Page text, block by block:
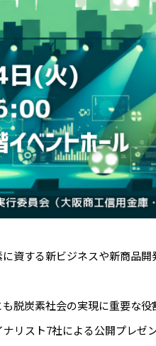
資する新ビジネスや新商品開
脱炭素社会の実現に重要な役
リスト7社による公開プレゼ